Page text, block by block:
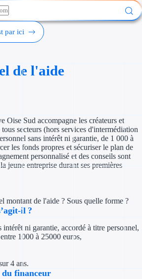
Création
Aides sans
Subventions
Concours
Investir dans
par ici
de l'aide
Oise Sud accompagne les créateurs et
secteurs (hors services d'intermédiation
sans intérêt ni garantie, de 1 000 à
les fonds propres et sécuriser le plan de
personnalisé et des conseils sont
jeune entreprise durant ses premières
montant de l'aide ? Sous quelle forme ?
il ?
intérêt ni garantie, accordé à titre personnel,
1000 à 25000 euros,
4 ans.
financeur